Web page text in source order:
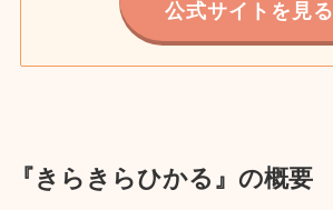
公式サイトを見る
『きらきらひかる』の概要